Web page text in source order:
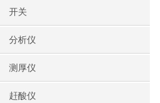
开关
分析仪
测厚仪
赶酸仪